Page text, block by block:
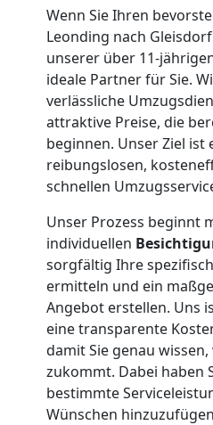
Wenn Sie Ihren
Leonding nach
unserer über 11-
ideale Partner für Sie.
verlässliche
attraktive Preise, die
beginnen. Unser Ziel ist
reibungslosen,
schnellen
Unser Prozess beginnt
individuellen
sorgfältig Ihre
ermitteln und ein
Angebot erstellen. Uns
eine transparente
damit Sie genau wissen,
zukommt. Dabei haben
bestimmte
Wünschen